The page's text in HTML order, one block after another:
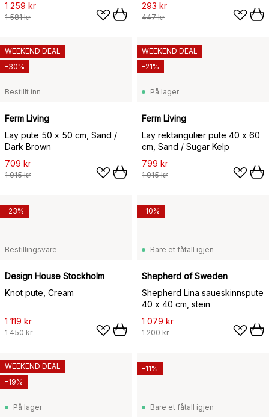
1 259 kr
1 581 kr
293 kr
447 kr
Bestillt inn
Ferm Living
Lay pute 50 x 50 cm, Sand /
Dark Brown
709 kr
1 015 kr
WEEKEND DEAL
-30%
På lager
Ferm Living
Lay rektangulær pute 40 x 60
cm, Sand / Sugar Kelp
799 kr
1 015 kr
WEEKEND DEAL
-21%
Bestillingsvare
Design House Stockholm
Knot pute, Cream
1 119 kr
1 450 kr
-23%
Bare et fåtall igjen
Shepherd of Sweden
Shepherd Lina saueskinnspute
40 x 40 cm, stein
1 079 kr
1 200 kr
-10%
På lager
WEEKEND DEAL
-19%
Bare et fåtall igjen
-11%